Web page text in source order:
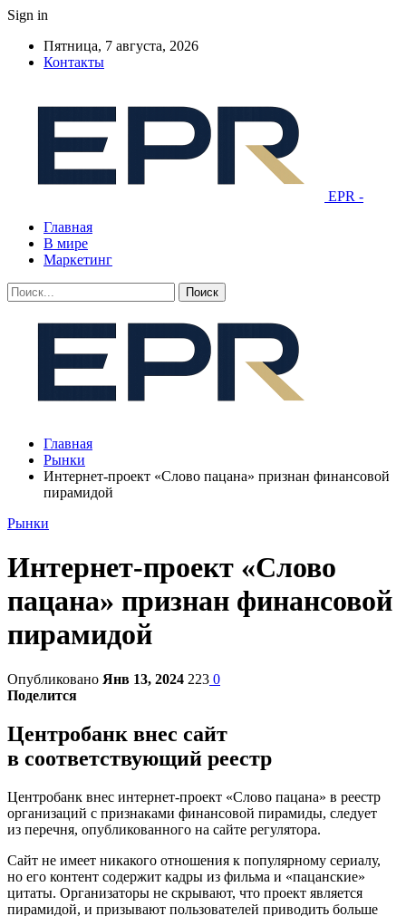
Sign in
Пятница, 7 августа, 2026
Контакты
EPR -
Главная
В мире
Маркетинг
Главная
Рынки
Интернет-проект «Слово пацана» признан финансовой
пирамидой
Рынки
Интернет-проект «Слово
пацана» признан финансовой
пирамидой
Опубликовано Янв 13, 2024 223 0
Поделится
Центробанк внес сайт
в соответствующий реестр
Центробанк внес интернет-проект «Слово пацана» в реестр
организаций с признаками финансовой пирамиды, следует
из перечня, опубликованного на сайте регулятора.
Сайт не имеет никакого отношения к популярному сериалу,
но его контент содержит кадры из фильма и «пацанские»
цитаты. Организаторы не скрывают, что проект является
пирамидой, и призывают пользователей приводить больше